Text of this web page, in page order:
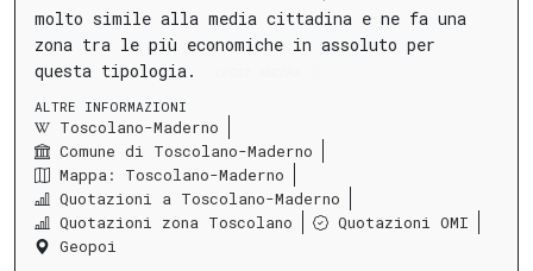
molto simile alla media cittadina e ne fa una
zona tra le più economiche in assoluto per
questa tipologia.
ALTRE INFORMAZIONI
Toscolano-Maderno
Comune di Toscolano-Maderno
Mappa: Toscolano-Maderno
Quotazioni a Toscolano-Maderno
Quotazioni zona Toscolano
Quotazioni OMI
Geopoi